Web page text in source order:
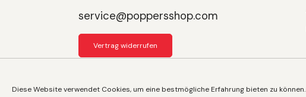
service@poppersshop.com
Vertrag widerrufen
Diese Website verwendet Cookies, um eine bestmögliche Erfahrung bieten zu können.